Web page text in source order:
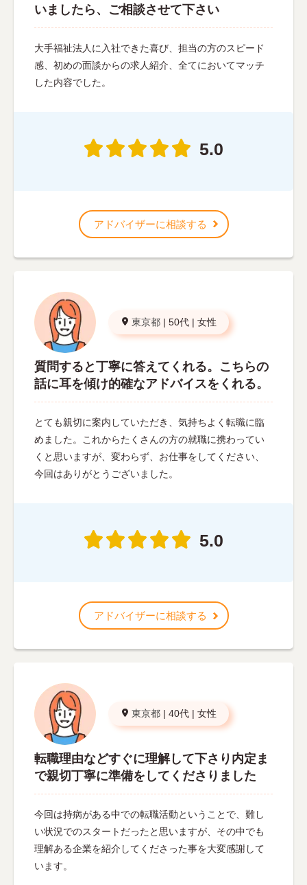
いましたら、ご相談させて下さい
大手福祉法人に入社できた喜び、担当の方のスピード
感、初めの面談からの求人紹介、全てにおいてマッチ
した内容でした。
5.0
アドバイザーに相談する
東京都 | 50代 | 女性
質問すると丁寧に答えてくれる。こちらの
話に耳を傾け的確なアドバイスをくれる。
とても親切に案内していただき、気持ちよく転職に臨
めました。これからたくさんの方の就職に携わってい
くと思いますが、変わらず、お仕事をしてください、
今回はありがとうございました。
5.0
アドバイザーに相談する
東京都 | 40代 | 女性
転職理由などすぐに理解して下さり内定ま
で親切丁寧に準備をしてくださりました
今回は持病がある中での転職活動ということで、難し
い状況でのスタートだったと思いますが、その中でも
理解ある企業を紹介してくださった事を大変感謝して
います。